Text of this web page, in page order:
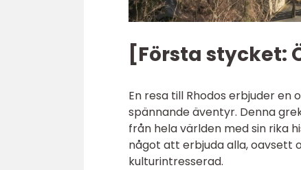
[Första stycket:
En resa till Rhodos erbjuder
spännande äventyr. Denna
från hela världen med sin rika
något att erbjuda alla, oavsett
kulturintresserad.